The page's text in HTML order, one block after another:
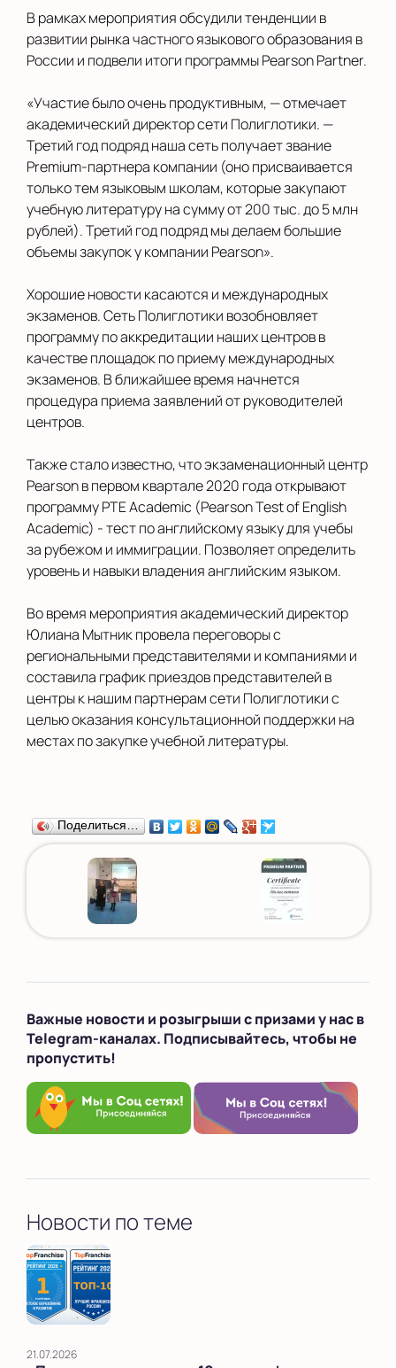
В рамках мероприятия обсудили тенденции в
развитии рынка частного языкового образования в
России и подвели итоги программы Pearson Partner.
«Участие было очень продуктивным, — отмечает
академический директор сети Полиглотики. —
Третий год подряд наша сеть получает звание
Premium-партнера компании (оно присваивается
только тем языковым школам, которые закупают
учебную литературу на сумму от 200 тыс. до 5 млн
рублей). Третий год подряд мы делаем большие
объемы закупок у компании Pearson».
Хорошие новости касаются и международных
экзаменов. Сеть Полиглотики возобновляет
программу по аккредитации наших центров в
качестве площадок по приему международных
экзаменов. В ближайшее время начнется
процедура приема заявлений от руководителей
центров.
Также стало известно, что экзаменационный центр
Pearson в первом квартале 2020 года открывают
программу PTE Academic (Pearson Test of English
Academic) - тест по английскому языку для учебы
за рубежом и иммиграции. Позволяет определить
уровень и навыки владения английским языком.
Во время мероприятия академический директор
Юлиана Мытник провела переговоры с
региональными представителями и компаниями и
составила график приездов представителей в
центры к нашим партнерам сети Полиглотики с
целью оказания консультационной поддержки на
местах по закупке учебной литературы.
Поделиться…
Важные новости и розыгрыши с призами у нас в
Telegram-каналах. Подписывайтесь, чтобы не
пропустить!
Новости по теме
21.07.2026